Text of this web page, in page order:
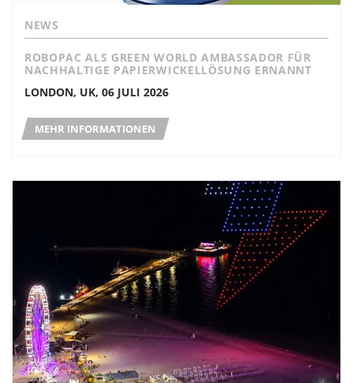
NEWS
ROBOPAC ALS GREEN WORLD AMBASSADOR FÜR
NACHHALTIGE PAPIERWICKELLÖSUNG ERNANNT
LONDON, UK, 06 JULI 2026
MEHR INFORMATIONEN